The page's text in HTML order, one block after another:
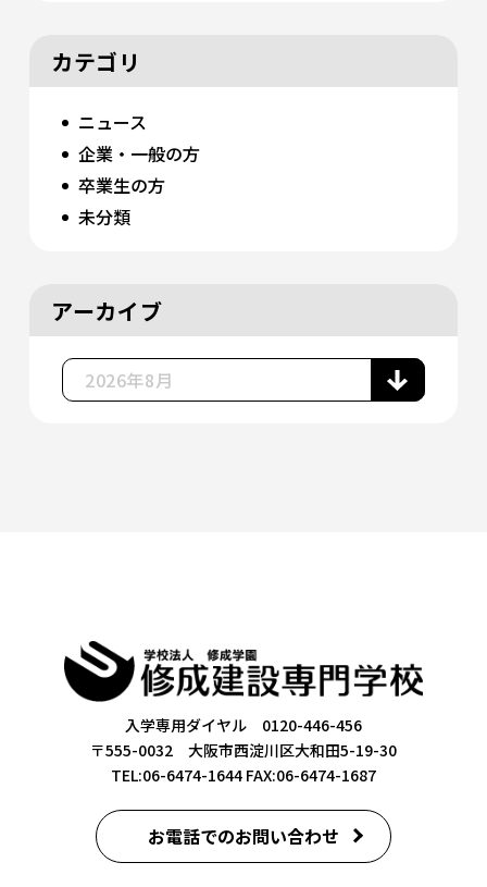
カテゴリ
ニュース
企業・一般の方
卒業生の方
未分類
アーカイブ
入学専用ダイヤル 0120-446-456
〒555-0032 大阪市西淀川区大和田5-19-30
TEL:06-6474-1644FAX:06-6474-1687
お電話でのお問い合わせ